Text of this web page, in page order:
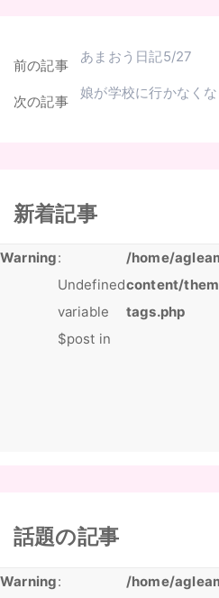
前の記事
あまおう日記5/27
次の記事
娘が学校に行かなく
新着記事
Warning:
Undefined
variable
$post in
/home/
content/
tags.php
話題の記事
Warning:
/home/